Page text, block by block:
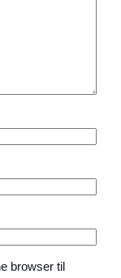
browser til